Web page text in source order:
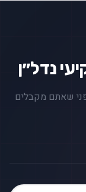
נדל״ן
שאתם מקבלים